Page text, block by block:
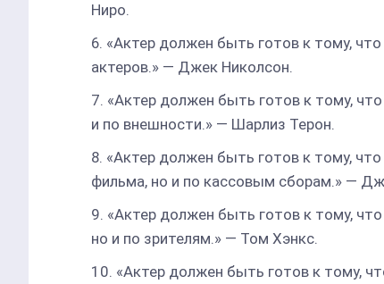
Ниро.
«Актер должен быть готов к тому,
актеров.» — Джек Николсон.
«Актер должен быть готов к тому,
и по внешности.» — Шарлиз Терон.
«Актер должен быть готов к тому,
фильма, но и по кассовым сборам.» —
«Актер должен быть готов к тому,
но и по зрителям.» — Том Хэнкс.
«Актер должен быть готов к тому,